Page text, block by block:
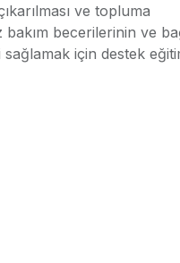
ve topluma
becerilerinin ve
için destek